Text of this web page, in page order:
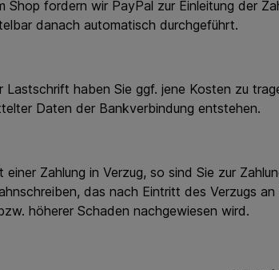
Shop fordern wir PayPal zur Einleitung der
danach automatisch durchgeführt.
haben Sie ggf. jene Kosten zu
Daten der Bankverbindung entstehen.
Zahlung in Verzug, so sind Sie zur
das nach Eintritt des Verzugs
höherer Schaden nachgewiesen wird.